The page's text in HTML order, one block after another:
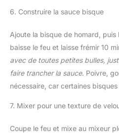
6. Construire la sauce bisque
Ajoute la bisque de homard, puis
baisse le feu et laisse frémir 10
avec de toutes petites bulles,
faire trancher la sauce. Poivre,
nécessaire, car certaines
7. Mixer pour une texture de
Coupe le feu et mixe au mixeur